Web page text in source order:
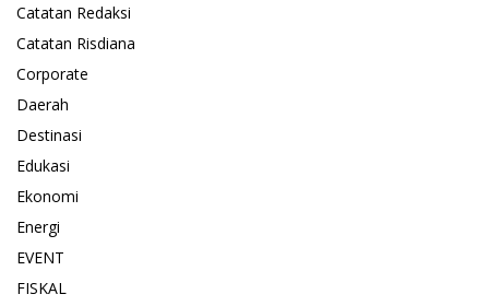
Catatan Redaksi
Catatan Risdiana
Corporate
Daerah
Destinasi
Edukasi
Ekonomi
Energi
EVENT
FISKAL